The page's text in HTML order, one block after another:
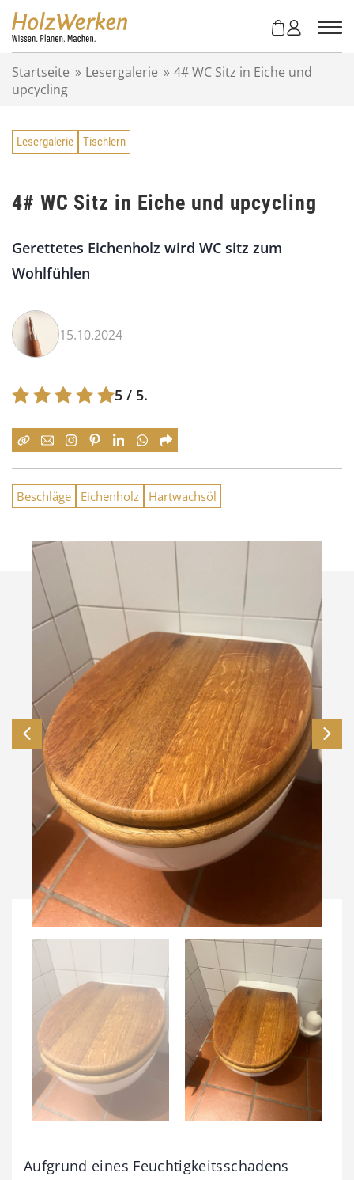
Startseite » Lesergalerie » 4# WC Sitz in Eiche und
upcycling
Lesergalerie Tischlern
4# WC Sitz in Eiche und upcycling
Gerettetes Eichenholz wird WC sitz zum
Wohlfühlen
15.10.2024
5 / 5.
Beschläge Eichenholz Hartwachsöl
Aufgrund eines Feuchtigkeitsschadens